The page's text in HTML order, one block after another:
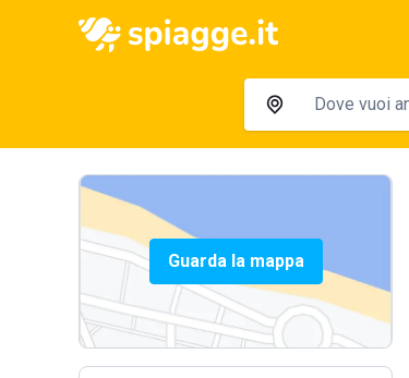
Guarda la mappa